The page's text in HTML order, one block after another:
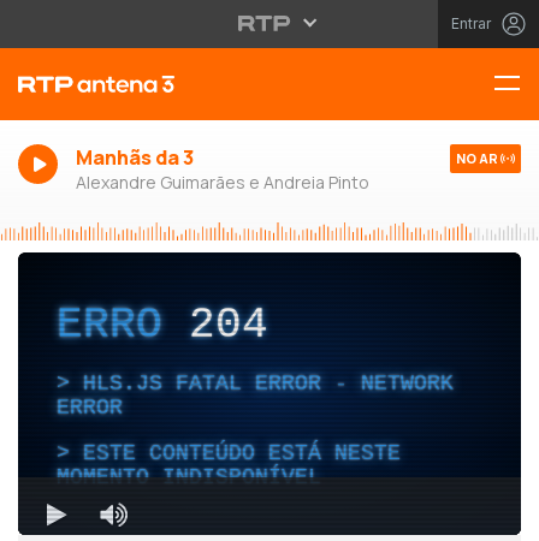
Entrar
Manhãs da 3
Alexandre Guimarães e Andreia Pinto
NO AR